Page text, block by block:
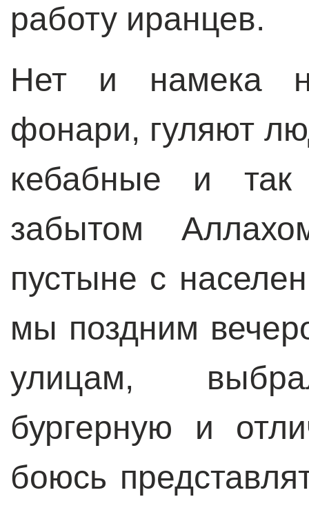
работу иранцев.
Нет и намека
фонари, гуляют
кебабные и
забытом
пустыне с
мы поздним
улицам,
бургерную и
боюсь